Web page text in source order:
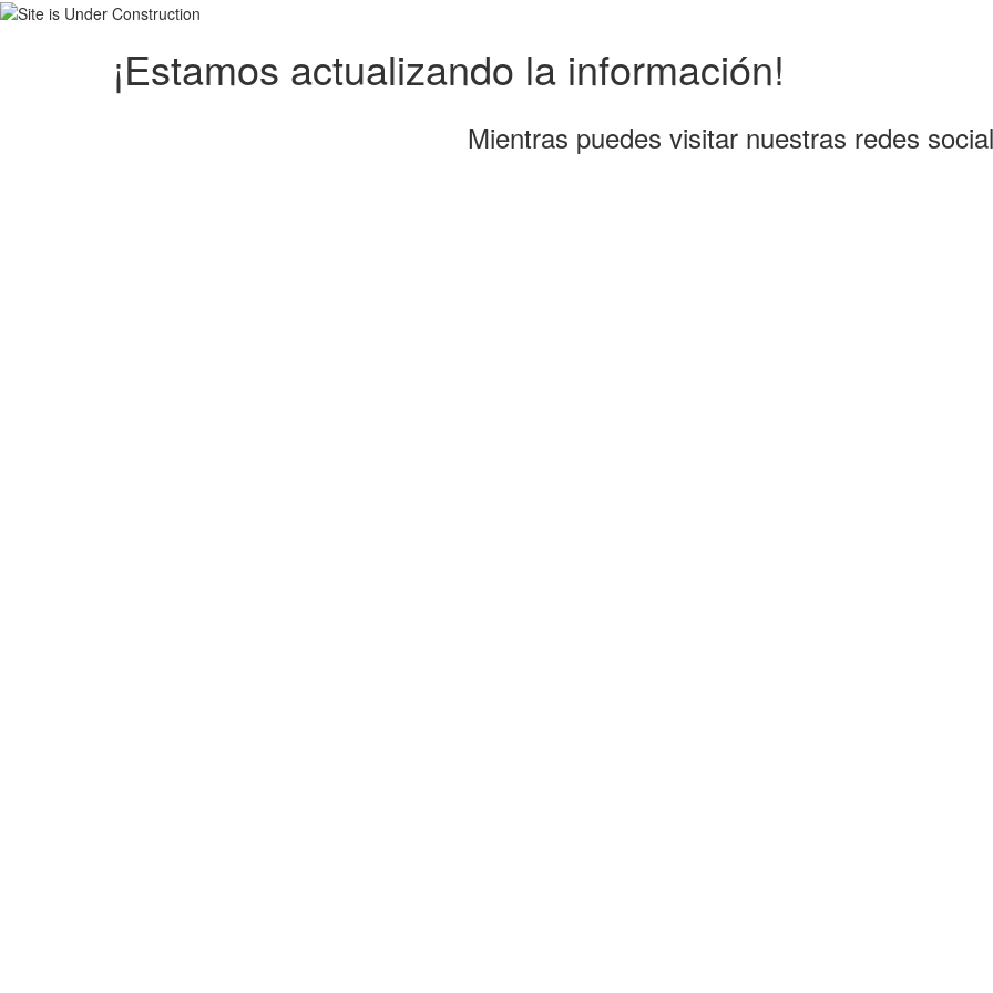
¡Estamos actualizando la información!
Mientras puedes visitar nuestras redes